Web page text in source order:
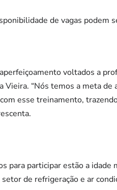
de vagas
voltados a
Vieira. “Nós temos a meta
esse treinamento,
para participar estão a
de refrigeração e ar